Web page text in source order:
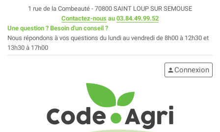
1 rue de la Combeauté - 70800 SAINT LOUP SUR SEMOUSE
Contactez-nous au 03.84.49.99.52
Une question ? Besoin d'un conseil ?
Nous répondons à vos questions du lundi au vendredi de 8h00 à 12h30 et
13h30 à 17h00
person Connexion